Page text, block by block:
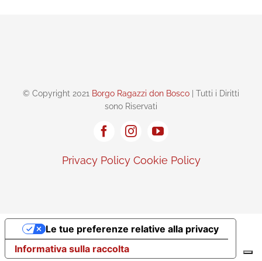
© Copyright 2021 Borgo Ragazzi don Bosco | Tutti i Diritti
sono Riservati
Privacy Policy Cookie Policy
Informativa sulla raccolta
Le tue preferenze relative alla privacy